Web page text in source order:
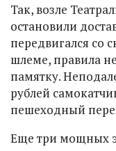
Так, возле
остановили
передвигался со
шлеме, правила
памятку.
рублей
пешеходный
Еще три мощных